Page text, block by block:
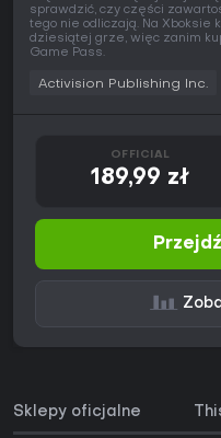
sprawdzić, czy części
tego nie odliczają. Na Xboksie
dziesiątej grze, więc zanim
Game Pass.
Activision Publishing Inc.
OFFICIAL
189,99 zł
Sklepy oficjalne